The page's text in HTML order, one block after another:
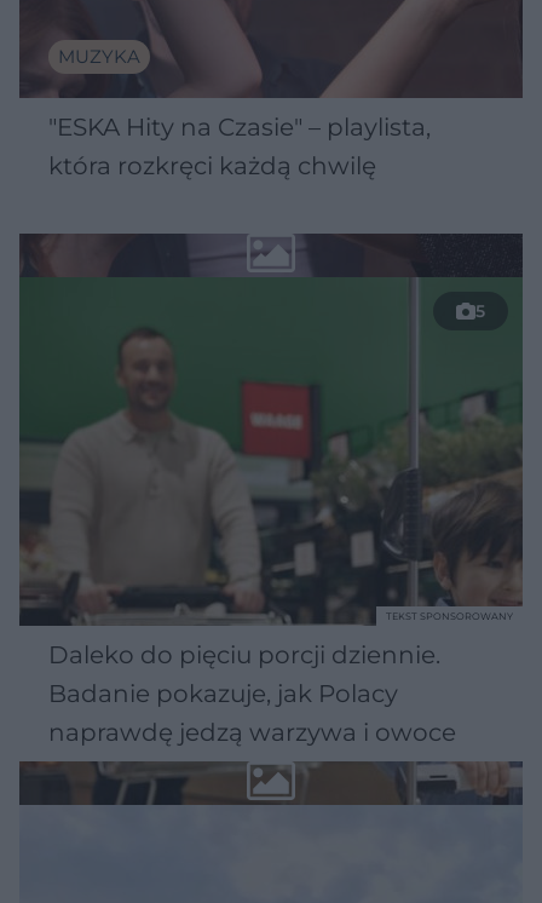
MUZYKA
"ESKA Hity na Czasie" – playlista,
która rozkręci każdą chwilę
5
Daleko do pięciu porcji dziennie.
Badanie pokazuje, jak Polacy
naprawdę jedzą warzywa i owoce
TEKST SPONSOROWANY